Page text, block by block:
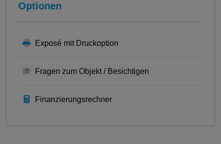
Optionen
Exposé mit Druckoption
Fragen zum Objekt / Besichtigen
Finanzierungsrechner